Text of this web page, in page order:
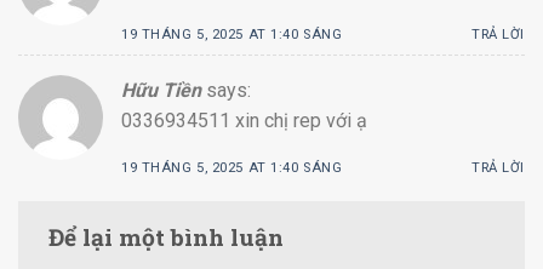
19 THÁNG 5, 2025 AT 1:40 SÁNG TRẢ LỜI
Hữu Tiền says:
0336934511 xin chị rep với ạ
19 THÁNG 5, 2025 AT 1:40 SÁNG TRẢ LỜI
Để lại một bình luận